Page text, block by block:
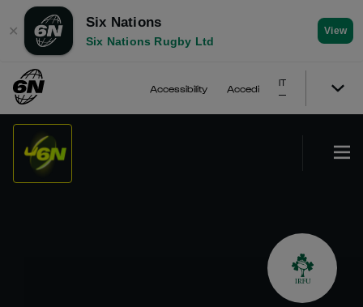
✕
Six Nations
Six Nations Rugby Ltd
View
Accessibility Accedi
IT